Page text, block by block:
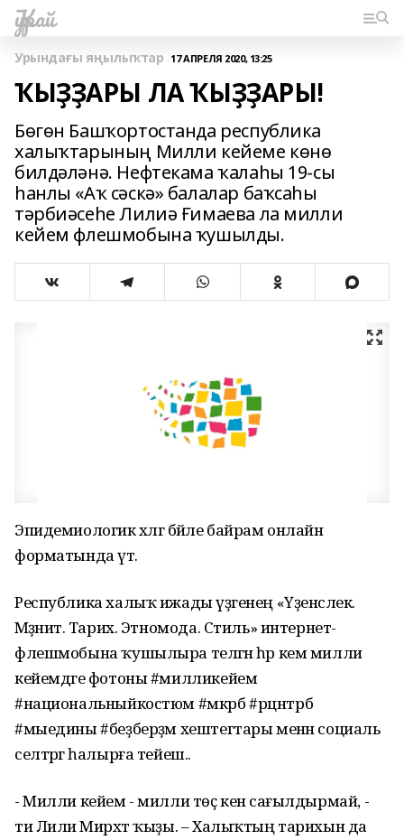
Ҡурай
Урындағы яңылыҡтар 17 АПРЕЛЯ 2020, 13:25
ҠЫҘҘАРЫ ЛА ҠЫҘҘАРЫ!
Бөгөн Башҡортостанда республика
халыҡтарының Милли кейеме көнө
билдәләнә. Нефтекама ҡалаһы 19-сы
һанлы «Аҡ сәскә» балалар баҡсаһы
тәрбиәсеһе Лилиә Ғимаева ла милли
кейем флешмобына ҡушылды.
Эпидемиологик хәлгә бәйле байрам онлайн
форматында үтә.
Республика халыҡ ижады үҙәгенең «Үҙенсәлек.
Мәҙәниәт. Тарих. Этномода. Стиль» интернет-
флешмобына ҡушылыра теләгән һәр кем милли
кейемдәге фотоны #милликейем
#национальныйкостюм #мкрб #рцнтрб
#мыедины #беҙберҙәм хештегтары менән социаль
селтәргә һалырға тейеш..
- Милли кейем - милли төҫ кенә сағылдырмай, -
ти Лилиә Мирхәт ҡыҙы. – Халыҡтың тарихын да